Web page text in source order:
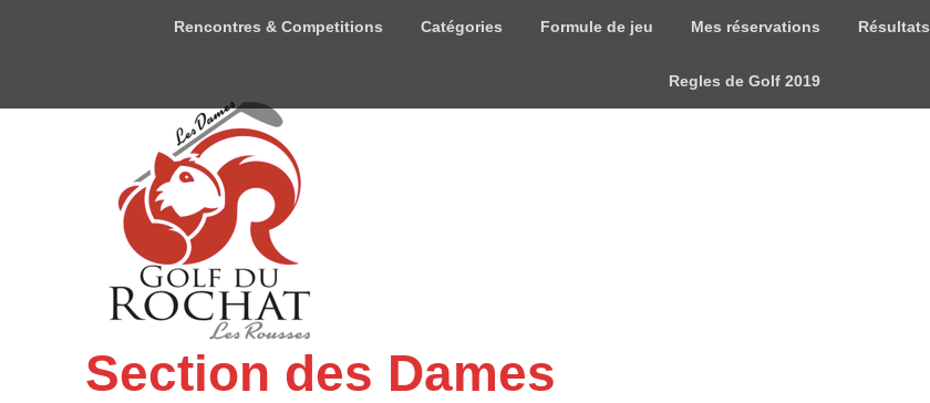
Rencontres & Competitions Catégories Formule de jeu Mes réservations Résultats
Regles de Golf 2019
Section des Dames